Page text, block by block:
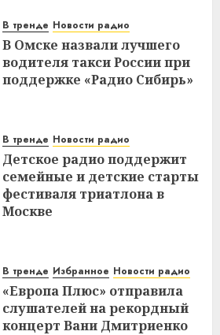
В тренде Новости радио
В Омске назвали лучшего
водителя такси России при
поддержке «Радио Сибирь»
В тренде Новости радио
Детское радио поддержит
семейные и детские старты
фестиваля триатлона в
Москве
В тренде Избранное Новости радио
«Европа Плюс» отправила
слушателей на рекордный
концерт Вани Дмитриенко